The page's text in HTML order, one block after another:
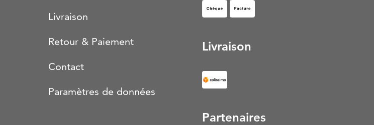
Livraison
Retour & Paiement
Contact
Paramètres de données
Facture (S’ouvre dans un nouvel onglet)
Livraison
Partenaires